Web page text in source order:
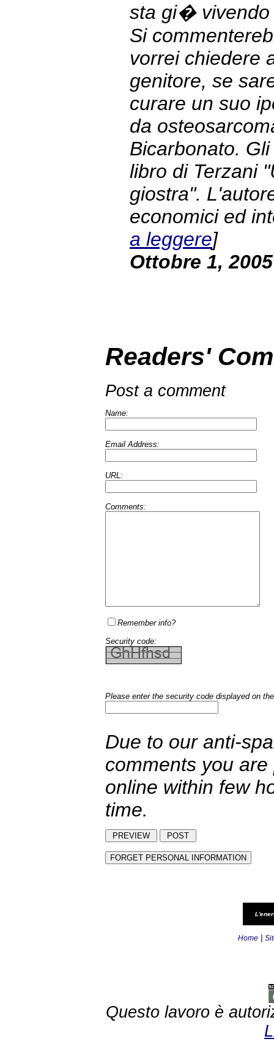
sta gi� vivendo
Si
vorrei chiedere
genitore, se
curare un suo
da
Bicarbonato.
libro di Terzani
giostra".
economici ed
a leggere]
Ottobre 1, 2005
Readers'
Post a comment
Name:
Email Address:
URL:
Comments:
Remember info?
Security code:
Please enter the security code displayed on
Due to our anti-
comments you
online within few
time.
Home
Questo lavoro è